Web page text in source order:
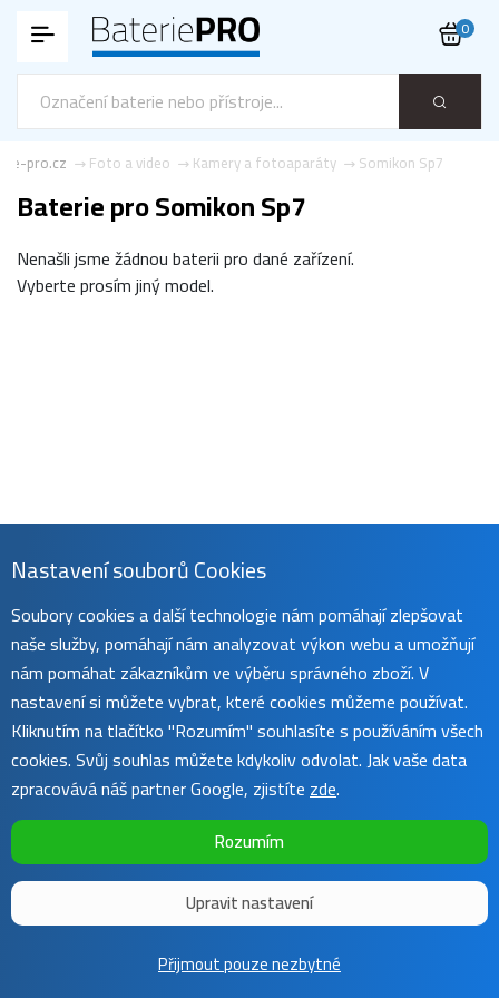
0
Somikon Sp7
Kamery a fotoaparáty
Foto a video
pro.cz
Baterie pro Somikon Sp7
Nenašli jsme žádnou baterii pro dané zařízení.
Vyberte prosím jiný model.
Sunnysoft2016 - 2026 | Template by
Nastavení souborů Cookies
Soubory cookies a další technologie nám pomáhají zlepšovat
naše služby, pomáhají nám analyzovat výkon webu a umožňují
nám pomáhat zákazníkům ve výběru správného zboží. V
nastavení si můžete vybrat, které cookies můžeme používat.
Kliknutím na tlačítko "Rozumím" souhlasíte s používáním všech
cookies. Svůj souhlas můžete kdykoliv odvolat. Jak vaše data
zpracovává náš partner Google, zjistítezde.
Rozumím
Upravit nastavení
Přijmout pouze nezbytné